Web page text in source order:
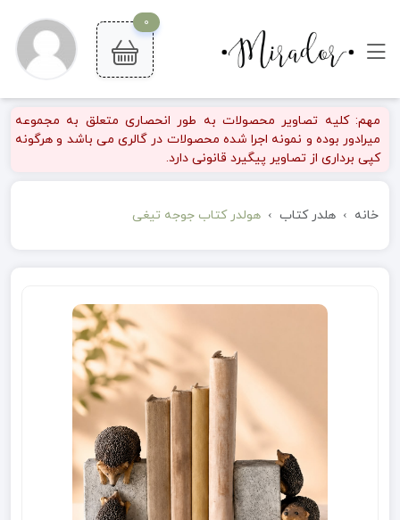
0
مهم: کلیه تصاویر محصولات به طور انحصاری متعلق به مجموعه
میرادور بوده و نمونه اجرا شده محصولات در گالری می باشد و هرگونه
کپی برداری از تصاویر پیگیرد قانونی دارد.
خانه هلدر کتاب هولدر کتاب جوجه تیغی